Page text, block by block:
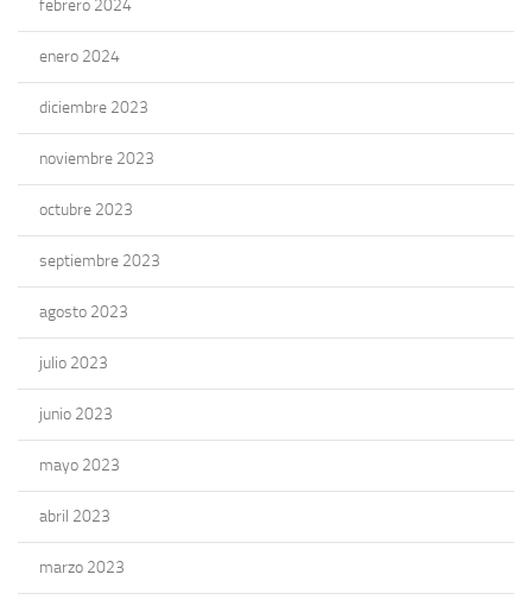
febrero 2024
enero 2024
diciembre 2023
noviembre 2023
octubre 2023
septiembre 2023
agosto 2023
julio 2023
junio 2023
mayo 2023
abril 2023
marzo 2023